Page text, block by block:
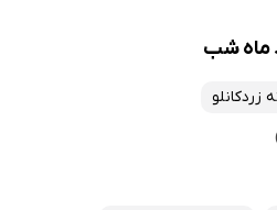
ماه شب
زردکانلو